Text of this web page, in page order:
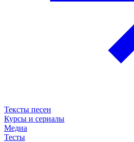
Тексты песен
Курсы и сериалы
Медиа
Тесты